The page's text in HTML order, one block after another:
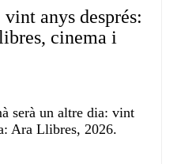
anys després:
cinema i
serà un altre dia: vint
Ara Llibres, 2026.